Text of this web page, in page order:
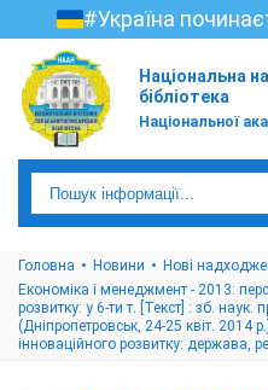
#Україна
Національна
бібліотека
Національної
Головна Новини Нові
Економіка і менеджмент - 2013:
розвитку: у 6-ти т. [Текст] : зб. наук.
(Дніпропетровськ, 24-25 квіт. 2014
інноваційного розвитку: держава,